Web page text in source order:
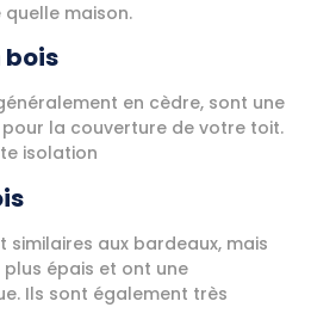
quelle maison.
bois
en cèdre, sont une
la couverture de votre toit.
isolation
similaires aux bardeaux, mais
épais et ont une
Ils sont également très